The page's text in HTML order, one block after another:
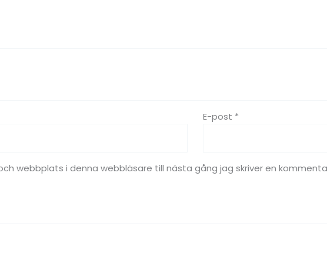
E-post *
webbplats i denna webbläsare till nästa gång jag skriver en